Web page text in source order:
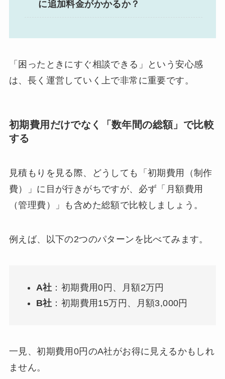
に追加料金がかかるか？
「困ったときにすぐ相談できる」という安心感
は、長く運営していく上で非常に重要です。
初期費用だけでなく「数年間の総額」で比較
する
見積もりを見る際、どうしても「初期費用（制作
費）」に目が行きがちですが、必ず「月額費用
（管理費）」も含めた総額で比較しましょう。
例えば、以下の2つのパターンを比べてみます。
A社 ：初期費用0円、月額2万円
B社 ：初期費用15万円、月額3,000円
一見、初期費用0円のA社がお得に見えるかもしれ
ません。